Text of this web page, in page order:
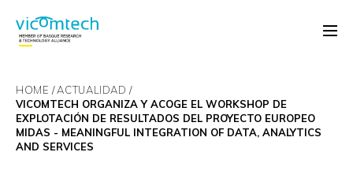
HOME
ACTUALIDAD
VICOMTECH ORGANIZA Y ACOGE EL WORKSHOP DE
EXPLOTACIÓN DE RESULTADOS DEL PROYECTO EUROPEO
MIDAS - MEANINGFUL INTEGRATION OF DATA, ANALYTICS
AND SERVICES